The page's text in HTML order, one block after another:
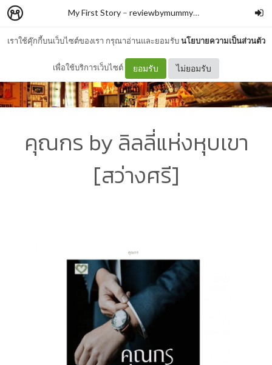
เราใช้คุ๊กกี้บนเว็บไซต์ของเรา กรุณาอ่านและยอมรับนโยบายความเป็นส่วนตัว
เพื่อใช้บริการเว็บไซต์ ยอมรับ ไม่ยอมรับ
My First Story – reviewbymummymay
คุณกร by ลิลลี่แห่งหุบเขา
[สว่างศรี]